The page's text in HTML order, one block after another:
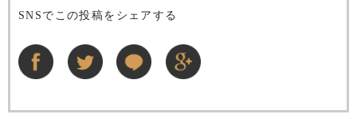
SNSでこの投稿をシェアする